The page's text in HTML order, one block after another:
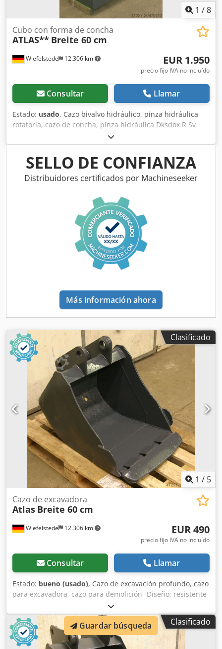
1 /8
Wiefelstede 12.306 km
Cubo con forma de concha
ATLAS** Breite 60 cm
EUR 1.950
precio fijo IVA no incluído
Consultar Llamar
Estado: usado, Cazo bivalvo hidráulico, pinza hidráulica
rotatoria, cazo de concha, pinza hidráulica Dksdox R Sv
Eepfx Ag Ssr - Ancho de cazos: 600 mm - Capacidad: 400 l -
Apertura máxima: 1400 mm - Completo: con servo de
rotación - Pasadores de acople: Ø 80 mm - Distancia entre
orejetas de acople: 340 mm - Peso: 700 kg
SELLO DE CONFIANZA
Distribuidores certificados por Machineseeker
Más información ahora
Clasificado
1 / 5
Wiefelstede 12.306 km
Cazo de excavadora
Atlas Breite 60 cm
EUR 490
precio fijo IVA no incluído
Consultar Llamar
Estado: bueno (usado), Cazo de excavación profundo, cazo
para excavadora, cazo para demolición -Diseño: resistente
-Ancho: 570 mm Dkjdpeb A I Injfx Ag Ser -Altura: 450 mm -
Profundidad: 600 mm -Distancia entre puntos de anclaje:
160 mm -Distancia entre orificios: 220 mm -Diámetro del
orificio: Ø 45 mm -Corte prolongado -El sistema de anclaje
del cazo puede modificarse por un coste adicional -Peso
Clasificado
Guardar búsqueda